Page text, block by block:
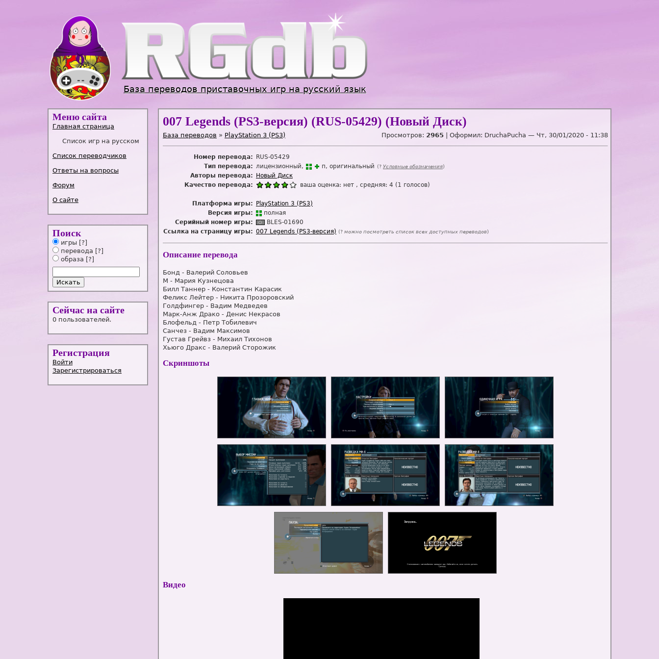
База переводов приставочных игр на русский язык
Меню сайта
Главная страница
Список игр на русском
Список переводчиков
Ответы на вопросы
Форум
О сайте
Поиск
игры [?]
перевода [?]
образа [?]
Сейчас на сайте
0 пользователей.
Регистрация
Войти
Зарегистрироваться
007 Legends (PS3-версия) (RUS-05429) (Новый Диск)
База переводов » PlayStation 3 (PS3) Просмотров: 2965 | Оформил: DruchaPucha — Чт, 30/01/2020 - 11:38
Номер перевода:
RUS-05429
Тип перевода: лицензионный п оригинальный (? Условные обозначения)
Авторы перевода:
Новый Диск
Качество перевода:
ваша оценка: нет , средняя: 4 ( 1 голосов)
Платформа игры:
PlayStation 3 (PS3)
Версия игры:
полная
Серийный номер игры:
BLES-01690
Ссылка на страницу игры: 007 Legends (PS3-версия) (? можно посмотреть список всех доступных переводов)
Описание перевода
Бонд - Валерий Соловьев
М - Мария Кузнецова
Билл Таннер - Константин Карасик
Феликс Лейтер - Никита Прозоровский
Голдфингер - Вадим Медведев
Марк-Анж Драко - Денис Некрасов
Блофельд - Петр Тобилевич
Санчез - Вадим Максимов
Густав Грейвз - Михаил Тихонов
Хьюго Дракс - Валерий Сторожик
Скриншоты
Видео